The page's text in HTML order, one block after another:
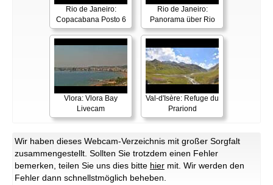
Rio de Janeiro:
Copacabana Posto 6
Rio de Janeiro:
Panorama über Rio
Vlora: Vlora Bay
Livecam
Val-d'Isère: Refuge du
Prariond
Wir haben dieses Webcam-Verzeichnis mit großer Sorgfalt
zusammengestellt. Sollten Sie trotzdem einen Fehler
bemerken, teilen Sie uns dies bitte hier mit. Wir werden den
Fehler dann schnellstmöglich beheben.